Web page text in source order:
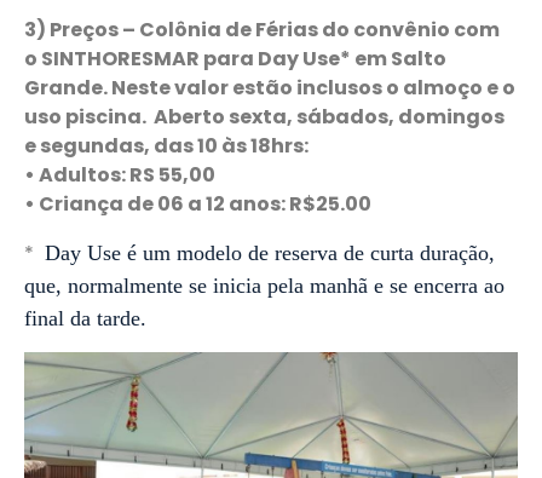
3) Preços – Colônia de Férias do convênio com
o SINTHORESMAR para Day Use* em Salto
Grande. Neste valor estão inclusos o almoço e o
uso piscina. Aberto sexta, sábados, domingos
e segundas, das 10 às 18hrs:
• Adultos: RS 55,00
• Criança de 06 a 12 anos: R$25.00
* Day Use é um modelo de reserva de curta duração,
que, normalmente se inicia pela manhã e se encerra ao
final da tarde.